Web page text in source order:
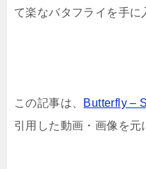
て楽なバタフライを手に
この記事は、 Butterfly –
引用した動画・画像を元